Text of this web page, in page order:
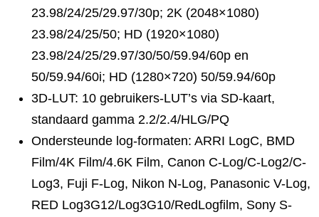
23.98/24/25/29.97/30p; 2K (2048×1080)
23.98/24/25/50; HD (1920×1080)
23.98/24/25/29.97/30/50/59.94/60p en
50/59.94/60i; HD (1280×720) 50/59.94/60p
3D-LUT: 10 gebruikers-LUT’s via SD-kaart,
standaard gamma 2.2/2.4/HLG/PQ
Ondersteunde log-formaten: ARRI LogC, BMD
Film/4K Film/4.6K Film, Canon C-Log/C-Log2/C-
Log3, Fuji F-Log, Nikon N-Log, Panasonic V-Log,
RED Log3G12/Log3G10/RedLogfilm, Sony S-